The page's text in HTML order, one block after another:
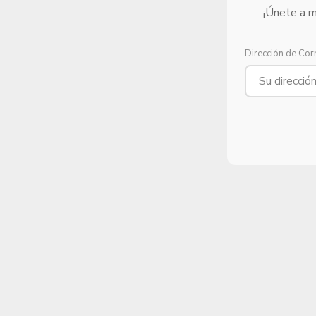
¡Únete a
Dirección de